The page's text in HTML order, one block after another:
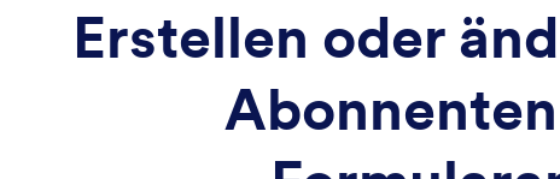
Erstellen oder